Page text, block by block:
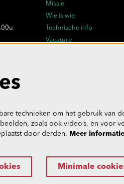
Missie
Wie is wie
Technische info
Vacature
technieken om het gebruik van
zoals ook video’s, en voor
door derden. Meer
Minimale